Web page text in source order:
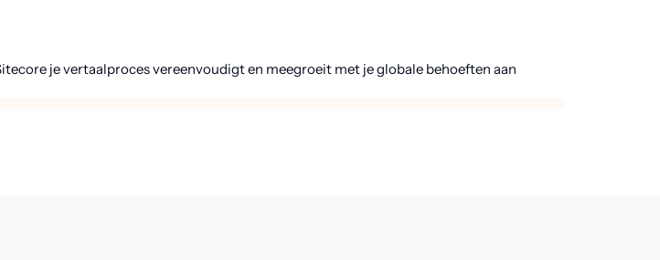
je vertaalproces vereenvoudigt en meegroeit met je globale behoeften aan